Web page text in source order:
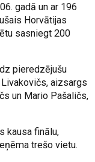
gadā un ar 196
Horvātijas
sasniegt 200
pieredzējušu
aizsargs
un Mario Pašaličs,
kausa finālu,
trešo vietu.